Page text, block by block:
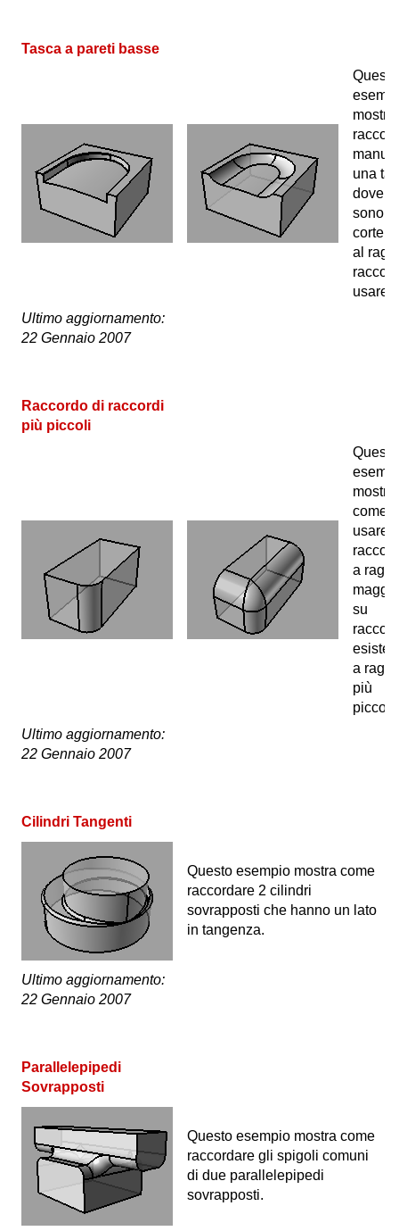
Tasca a pareti basse
Questo
una
dove
sono
corte
al
usare.
Ultimo aggiornamento:
22 Gennaio 2007
Raccordo di raccordi
più piccoli
Questo
mostra
come
usare
a
su
a
più
Ultimo aggiornamento:
22 Gennaio 2007
Cilindri Tangenti
Questo esempio mostra come
raccordare 2 cilindri
sovrapposti che hanno un lato
in tangenza.
Ultimo aggiornamento:
22 Gennaio 2007
Parallelepipedi
Sovrapposti
Questo esempio mostra come
raccordare gli spigoli comuni
di due parallelepipedi
sovrapposti.